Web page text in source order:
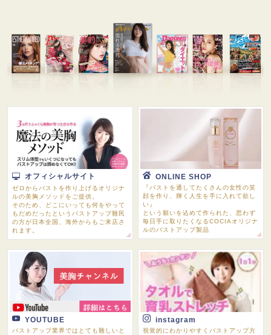
オフィシャルサイト
ゼロからバストを作り上げるオリジナ
ルの美胸メソッドをご提供。
そのため、どこにいっても何をやって
もだめだったというバストアップ難民
の方が日本全国、海外からもご来店さ
れます。
ONLINE SHOP
『バストを通してたくさんの女性の笑
顔を作り、輝く人生を手に入れて欲し
い』
という願いを込めて作られた、思わず
毎日手に取りたくなるCOCIAオリジナ
ルのバストアップ製品
YOUTUBE
バストアップ業界ではとても難しいと
instagram
視覚的にわかりやすくバストアップ方